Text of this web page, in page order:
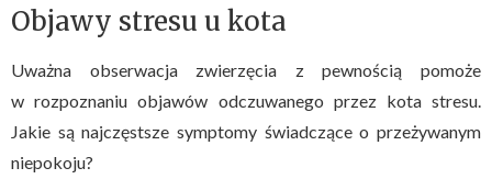
Objawy stresu u kota
Uważna obserwacja zwierzęcia z pewnością pomoże
w rozpoznaniu objawów odczuwanego przez kota stresu.
Jakie są najczęstsze symptomy świadczące o przeżywanym
niepokoju?